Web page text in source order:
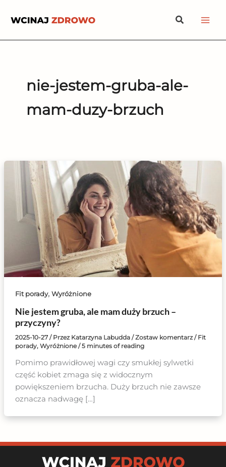
Szukaj
nie-jestem-gruba-ale-
mam-duzy-brzuch
Fit porady, Wyróżnione
Nie jestem gruba, ale mam duży brzuch –
przyczyny?
2025-10-27 / Przez Katarzyna Labudda /Zostaw komentarz / Fit
porady, Wyróżnione/5 minutes of reading
Pomimo prawidłowej wagi czy smukłej sylwetki
część kobiet zmaga się z widocznym
powiększeniem brzucha. Duży brzuch nie zawsze
oznacza nadwagę […]